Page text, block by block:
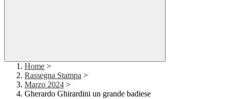
Home >
Rassegna Stampa >
Marzo 2024 >
Gherardo Ghirardini un grande badiese